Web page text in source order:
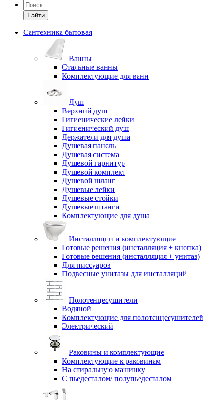
Найти
Сантехника бытовая
Ванны
Стальные ванны
Комплектующие для ванн
Душ
Верхний душ
Гигиенические лейки
Гигиенический душ
Держатели для душа
Душевая панель
Душевая система
Душевой гарнитур
Душевой комплект
Душевой шланг
Душевые лейки
Душевые стойки
Душевые штанги
Комплектующие для душа
Инсталляции и комплектующие
Готовые решения (инсталляция + кнопка)
Готовые решения (инсталляция + унитаз)
Для писсуаров
Подвесные унитазы для инсталляций
Полотенцесушители
Водяной
Комплектующие для полотенцесушителей
Электрический
Раковины и комплектующие
Комплектующие к раковинам
На стиральную машинку
С пьедесталом/ полупьедесталом